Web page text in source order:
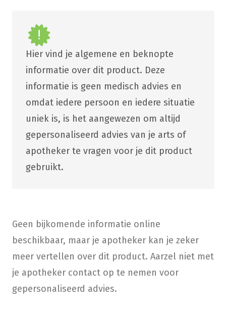
Hier vind je algemene en beknopte
informatie over dit product. Deze
informatie is geen medisch advies en
omdat iedere persoon en iedere situatie
uniek is, is het aangewezen om altijd
gepersonaliseerd advies van je arts of
apotheker te vragen voor je dit product
gebruikt.
Geen bijkomende informatie online
beschikbaar, maar je apotheker kan je zeker
meer vertellen over dit product. Aarzel niet met
je apotheker contact op te nemen voor
gepersonaliseerd advies.